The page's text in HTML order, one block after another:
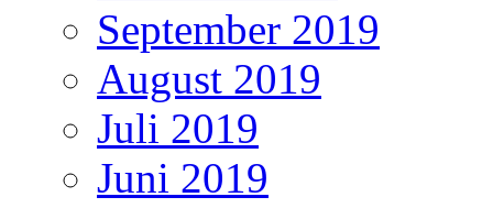
September 2019
August 2019
Juli 2019
Juni 2019